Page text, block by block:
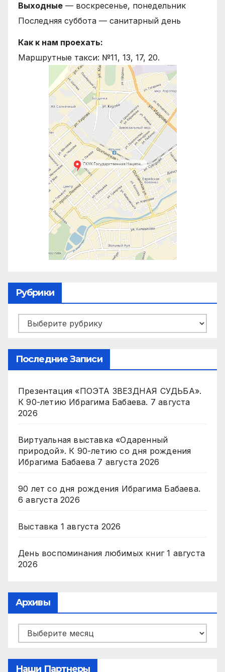
Выходные — воскресенье, понедельник
Последняя суббота — санитарный день
Как к нам проехать:
Маршрутные такси: №11, 13, 17, 20.
Рубрики
Рубрики
Последние Записи
Презентация «ПОЭТА ЗВЕЗДНАЯ СУДЬБА».
К 90-летию Ибрагима Бабаева. 7 августа
2026
Виртуальная выставка «Одаренный
природой». К 90-летию со дня рождения
Ибрагима Бабаева 7 августа 2026
90 лет со дня рождения Ибрагима Бабаева.
6 августа 2026
Выставка 1 августа 2026
День воспоминания любимых книг 1 августа
2026
Архивы
Архивы
Наши Партнеры